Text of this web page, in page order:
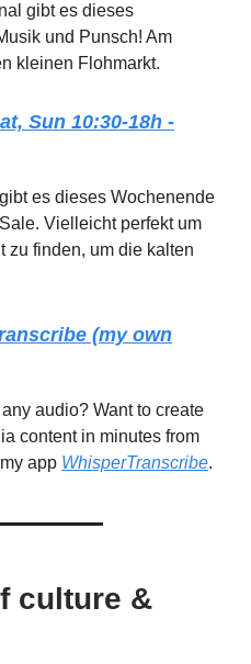
gibt es dieses
und Punsch! Am
kleinen Flohmarkt.
Sun 10:30-18h -
es dieses Wochenende
Vielleicht perfekt um
zu finden, um die kalten
(my own
audio? Want to create
content in minutes from
app WhisperTranscribe.
culture &